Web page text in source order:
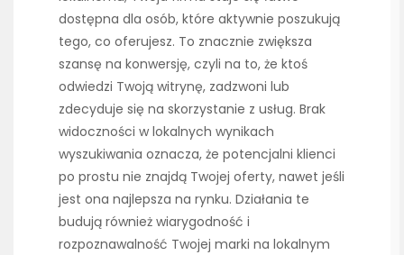
dostępna dla osób, które aktywnie poszukują
tego, co oferujesz. To znacznie zwiększa
szansę na konwersję, czyli na to, że ktoś
odwiedzi Twoją witrynę, zadzwoni lub
zdecyduje się na skorzystanie z usług. Brak
widoczności w lokalnych wynikach
wyszukiwania oznacza, że potencjalni klienci
po prostu nie znajdą Twojej oferty, nawet jeśli
jest ona najlepsza na rynku. Działania te
budują również wiarygodność i
rozpoznawalność Twojej marki na lokalnym